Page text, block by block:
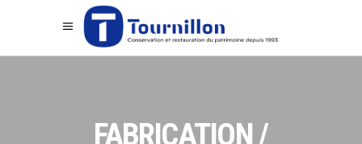
FABRICATION /